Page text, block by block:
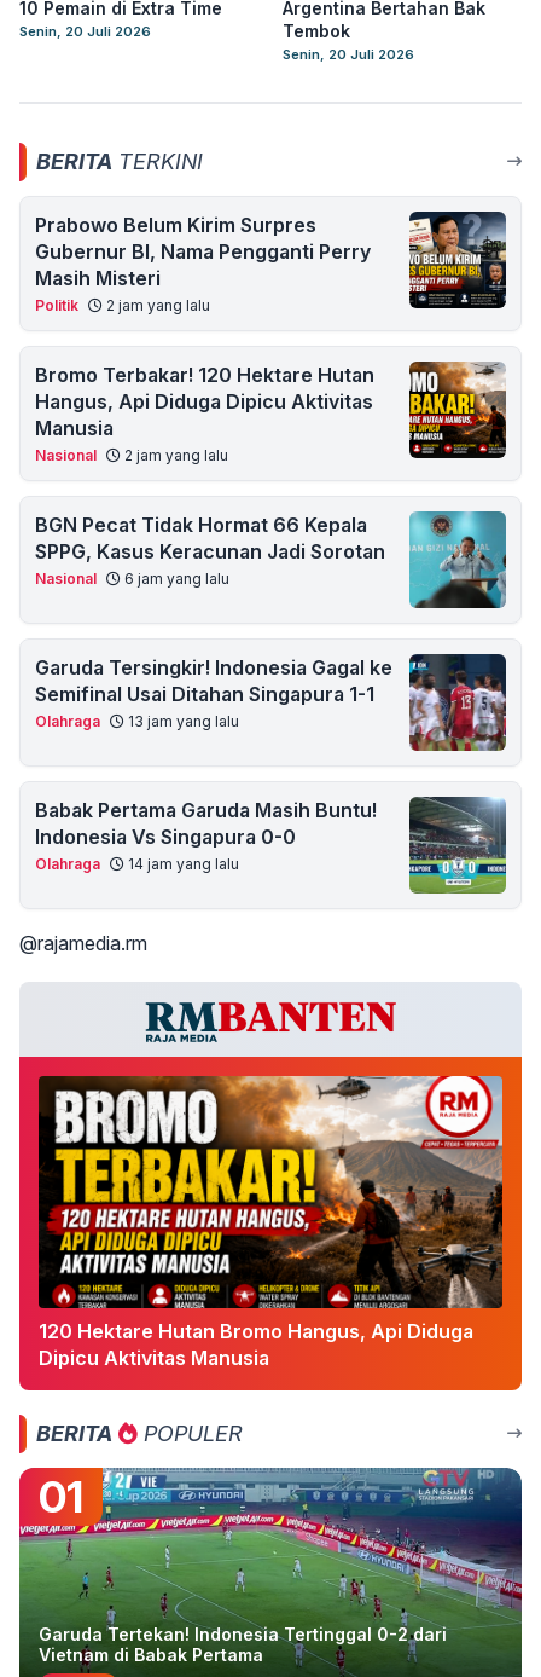
10 Pemain di Extra Time
Senin, 20 Juli 2026
Argentina Bertahan Bak
Tembok
Senin, 20 Juli 2026
BERITA TERKINI
Prabowo Belum Kirim Surpres
Gubernur BI, Nama Pengganti Perry
Masih Misteri
Politik 2 jam yang lalu
Bromo Terbakar! 120 Hektare Hutan
Hangus, Api Diduga Dipicu Aktivitas
Manusia
Nasional 2 jam yang lalu
BGN Pecat Tidak Hormat 66 Kepala
SPPG, Kasus Keracunan Jadi Sorotan
Nasional 6 jam yang lalu
Garuda Tersingkir! Indonesia Gagal ke
Semifinal Usai Ditahan Singapura 1-1
Olahraga 13 jam yang lalu
Babak Pertama Garuda Masih Buntu!
Indonesia Vs Singapura 0-0
Olahraga 14 jam yang lalu
@rajamedia.rm
120 Hektare Hutan Bromo Hangus, Api Diduga
Dipicu Aktivitas Manusia
BERITA POPULER
01
Garuda Tertekan! Indonesia Tertinggal 0-2 dari
Vietnam di Babak Pertama